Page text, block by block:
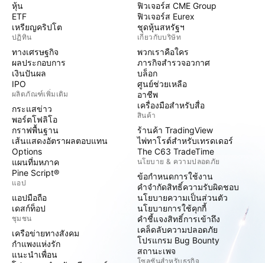
หุ้น
ETF
เหรียญคริปโต
ปฏิทิน
ทางเศรษฐกิจ
ผลประกอบการ
เงินปันผล
IPO
ผลิตภัณฑ์เพิ่มเติม
กระแสข่าว
พอร์ตโฟลิโอ
กราฟพื้นฐาน
เส้นแสดงอัตราผลตอบแทน
Options
แผนที่มหภาค
Pine Script®
แอป
แอปมือถือ
เดสก์ท็อป
ชุมชน
เครือข่ายทางสังคม
กำแพงแห่งรัก
แนะนำเพื่อน
ฟิวเจอร์ส CME Group
ฟิวเจอร์ส Eurex
ชุดหุ้นสหรัฐฯ
เกี่ยวกับบริษัท
พวกเราคือใคร
ภารกิจสำรวจอวกาศ
บล็อก
ศูนย์ช่วยเหลือ
อาชีพ
เครื่องมือสำหรับสื่อ
สินค้า
ร้านค้า TradingView
ไพ่ทาโรต์สำหรับเทรดเดอร์
The C63 TradeTime
นโยบาย & ความปลอดภัย
ข้อกำหนดการใช้งาน
คำจำกัดสิทธิ์ความรับผิดชอบ
นโยบายความเป็นส่วนตัว
นโยบายการใช้คุกกี้
คำชี้แจงสิทธิ์การเข้าถึง
เคล็ดลับความปลอดภัย
โปรแกรม Bug Bounty
สถานะเพจ
โซลูชันสำหรับธุรกิจ